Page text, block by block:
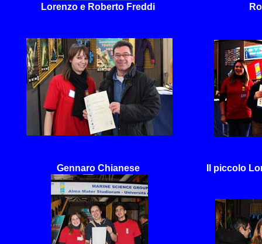
Lorenzo e Roberto Freddi
Gennaro Chianese Il piccolo